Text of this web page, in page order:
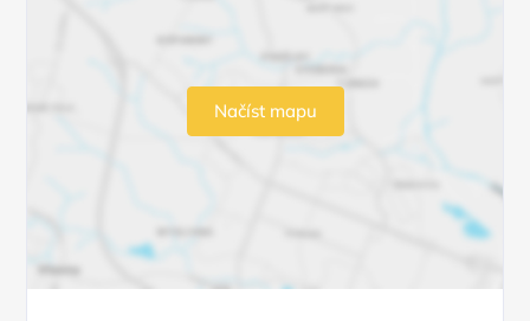
Načíst mapu